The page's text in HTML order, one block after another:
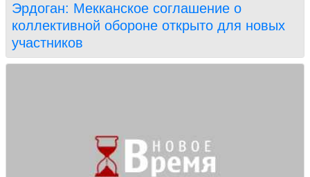
Эрдоган: Мекканское соглашение о
коллективной обороне открыто для новых
участников